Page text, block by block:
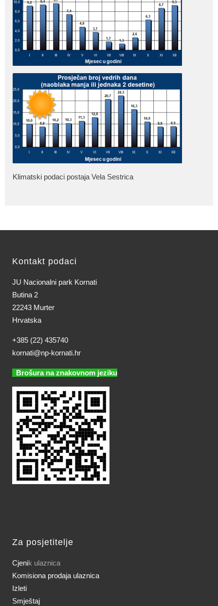
Klimatski podaci postaja Vela Sestrica
Kontakt podaci
JU Nacionalni park Kornati
Butina 2
22243 Murter
Hrvatska
+385 (22) 435740
kornati@np-kornati.hr
Brošura na znakovnom jeziku
Za posjetitelje
Cjenik ulaznica
Komisiona prodaja ulaznica
Izleti
Smještaj